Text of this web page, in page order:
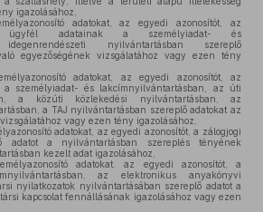
igazolásához,
adatokat, az egyedi azonosítót, az
ügyfél adatainak a személyiadat- és
idegenrendészeti nyilvántartásban szereplő
egyezőségének vizsgálatához vagy ezen tény
adatokat, az egyedi azonosítót, az
a személyiadat- és lakcímnyilvántartásban, az úti
a közúti közlekedési nyilvántartásban, az
a TAJ nyilvántartásban szereplő adatokat az
vagy ezen tény igazolásához,
adatokat, az egyedi azonosítót, a zálogjogi
adatot a nyilvántartásban szereplés tényének
kezelt adat igazolásához,
adatokat, az egyedi azonosítót, a
az elektronikus anyakönyvi
nyilatkozatok nyilvántartásában szereplő adatot a
kapcsolat fennállásának igazolásához vagy ezen